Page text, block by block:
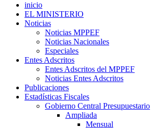
inicio
EL MINISTERIO
Noticias
Noticias MPPEF
Noticias Nacionales
Especiales
Entes Adscritos
Entes Adscritos del MPPEF
Noticias Entes Adscritos
Publicaciones
Estadísticas Fiscales
Gobierno Central Presupuestario
Ampliada
Mensual